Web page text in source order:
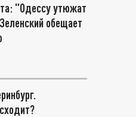
"Одессу утюжат
обещает